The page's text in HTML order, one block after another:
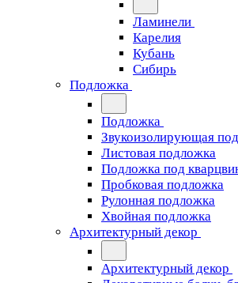
Ламинели
Карелия
Кубань
Сибирь
Подложка
Подложка
Звукоизолирующая
Листовая подложка
Подложка под
Пробковая подложка
Рулонная подложка
Хвойная подложка
Архитектурный декор
Архитектурный декор